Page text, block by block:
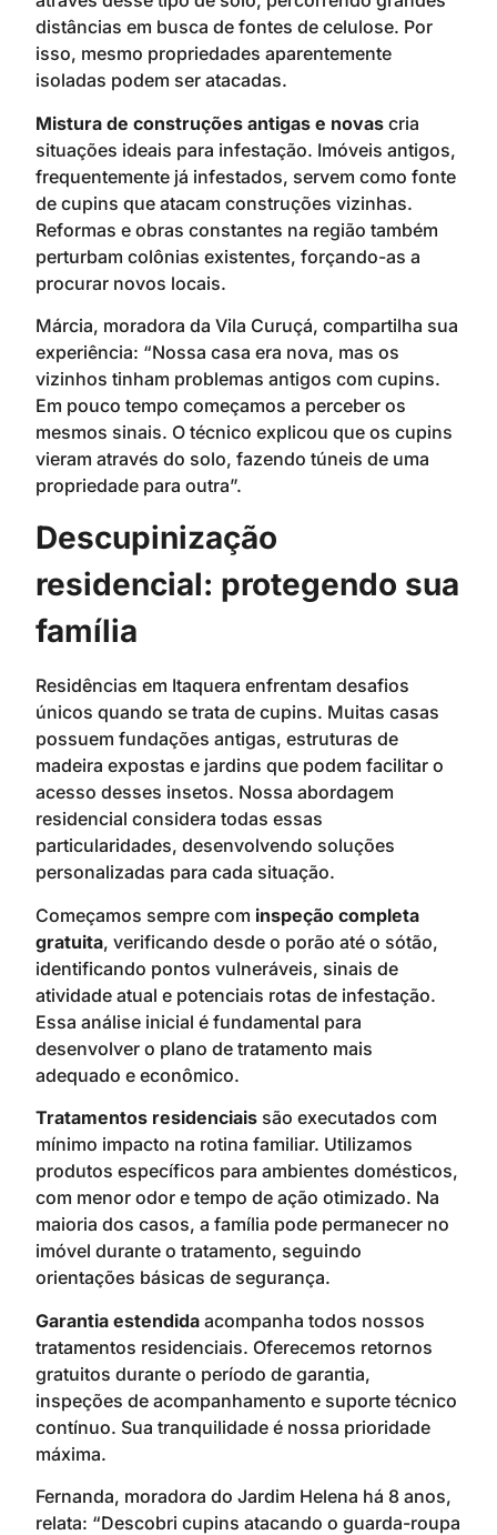
distâncias em busca de fontes de celulose. Por
isso, mesmo propriedades aparentemente
isoladas podem ser atacadas.
Mistura de construções antigas e novas cria
situações ideais para infestação. Imóveis antigos,
frequentemente já infestados, servem como fonte
de cupins que atacam construções vizinhas.
Reformas e obras constantes na região também
perturbam colônias existentes, forçando-as a
procurar novos locais.
Márcia, moradora da Vila Curuçá, compartilha sua
experiência: “Nossa casa era nova, mas os
vizinhos tinham problemas antigos com cupins.
Em pouco tempo começamos a perceber os
mesmos sinais. O técnico explicou que os cupins
vieram através do solo, fazendo túneis de uma
propriedade para outra”.
Descupinização
residencial: protegendo sua
família
Residências em Itaquera enfrentam desafios
únicos quando se trata de cupins. Muitas casas
possuem fundações antigas, estruturas de
madeira expostas e jardins que podem facilitar o
acesso desses insetos. Nossa abordagem
residencial considera todas essas
particularidades, desenvolvendo soluções
personalizadas para cada situação.
Começamos sempre com inspeção completa
gratuita, verificando desde o porão até o sótão,
identificando pontos vulneráveis, sinais de
atividade atual e potenciais rotas de infestação.
Essa análise inicial é fundamental para
desenvolver o plano de tratamento mais
adequado e econômico.
Tratamentos residenciais são executados com
mínimo impacto na rotina familiar. Utilizamos
produtos específicos para ambientes domésticos,
com menor odor e tempo de ação otimizado. Na
maioria dos casos, a família pode permanecer no
imóvel durante o tratamento, seguindo
orientações básicas de segurança.
Garantia estendida acompanha todos nossos
tratamentos residenciais. Oferecemos retornos
gratuitos durante o período de garantia,
inspeções de acompanhamento e suporte técnico
contínuo. Sua tranquilidade é nossa prioridade
máxima.
Fernanda, moradora do Jardim Helena há 8 anos,
relata: “Descobri cupins atacando o guarda-roupa